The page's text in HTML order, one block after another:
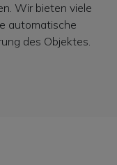
Wir bieten viele
automatische
des Objektes.